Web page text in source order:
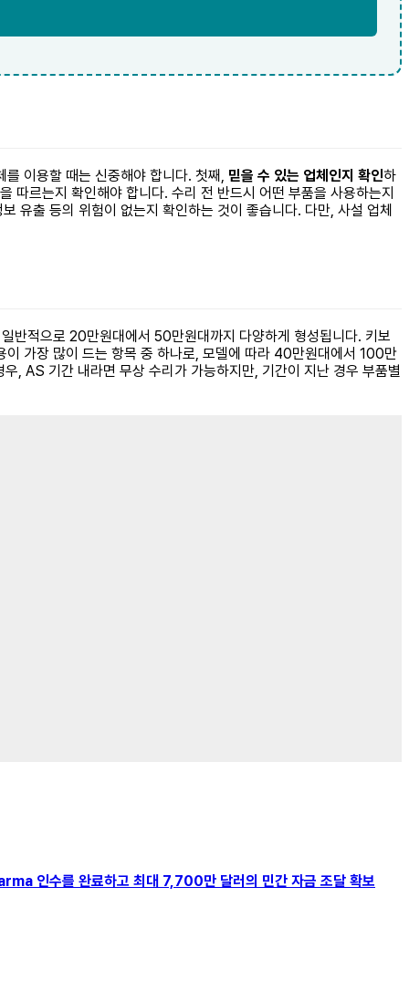
이용할 때는 신중해야 합니다. 첫째, 믿을 수 있는 업체인지 확인하
을 따르는지 확인해야 합니다. 수리 전 반드시 어떤 부품을 사용하는지
유출 등의 위험이 없는지 확인하는 것이 좋습니다. 다만, 사설 업체
반적으로 20만원대에서 50만원대까지 다양하게 형성됩니다. 키보
가장 많이 드는 항목 중 하나로, 모델에 따라 40만원대에서 100만
, AS 기간 내라면 무상 수리가 가능하지만, 기간이 지난 경우 부품별
수를 완료하고 최대 7,700만 달러의 민간 자금 조달 확보